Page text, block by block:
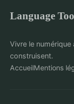
Language
Vivre le
construisent.
AccueilMentions